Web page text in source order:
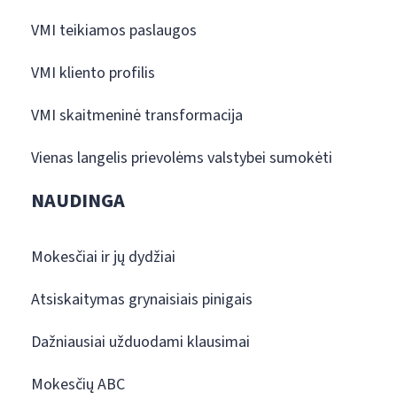
VMI teikiamos paslaugos
VMI kliento profilis
VMI skaitmeninė transformacija
Vienas langelis prievolėms valstybei sumokėti
NAUDINGA
Mokesčiai ir jų dydžiai
Atsiskaitymas grynaisiais pinigais
Dažniausiai užduodami klausimai
Mokesčių ABC